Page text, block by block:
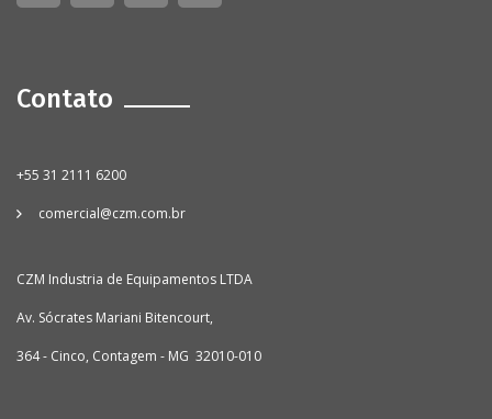
Contato
+55 31 2111 6200
comercial@czm.com.br
CZM Industria de Equipamentos LTDA
Av. Sócrates Mariani Bitencourt,
364 - Cinco, Contagem - MG 32010-010